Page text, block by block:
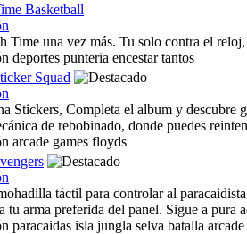
Basketball
Time una vez más. Tu solo contra el
deportes punteria encestar tantos
Squad
Stickers, Completa el album y descubre
de rebobinado, donde puedes
arcade games floyds
táctil para controlar al
tu arma preferida del panel. Sigue a pura
paracaidas isla jungla selva batalla arcade